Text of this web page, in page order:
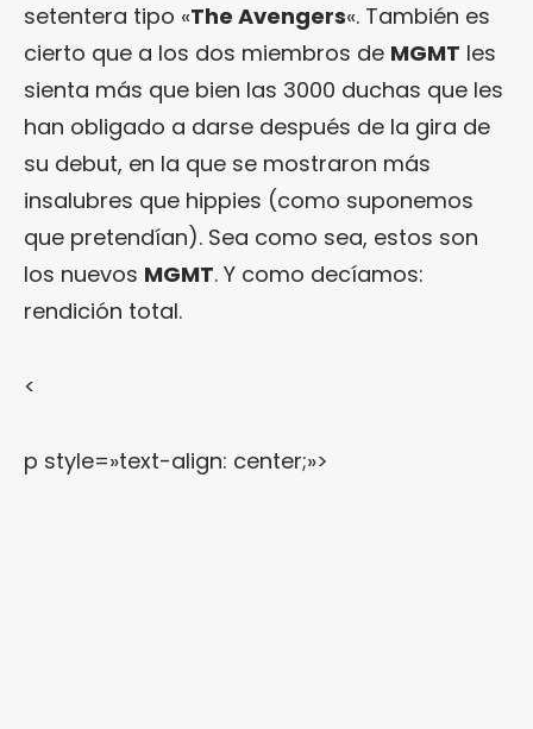
setentera tipo «The Avengers«. También es
cierto que a los dos miembros de MGMT les
sienta más que bien las 3000 duchas que les
han obligado a darse después de la gira de
su debut, en la que se mostraron más
insalubres que hippies (como suponemos
que pretendían). Sea como sea, estos son
los nuevos MGMT. Y como decíamos:
rendición total.
<
p style=»text-align: center;»>